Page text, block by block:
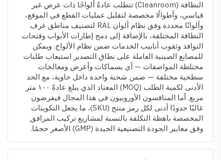
النظافة (Cleanroom) تتطلب عادةً ألواحًا ذات عرض غير
قياسي، وأطوالًا مخصصة لتقليل عمليات القطع في الموقع،
وألوانًا محددة وفق نظام ألوان RAL لتصنيف مناطق غرف
النظافة المختلفة، بالإضافة إلى دمج إطارات الأبواب وفتحات
النوافذ وثقوب أنابيب الخدمات ضمن نظام الألواح. ويمكن
للمصانع الصينية العاملة على نطاق التصدير استيعاب طلبات
مختلطة المواصفات — أي بسماكات وأعرض ومعالجات
سطحية مختلفة — ضمن شحنة واحدة داخل حاوية، مع الحد
الأدنى لكمية الطلب (MOQ) المعتاد الذي يبلغ عادةً ١٠٠ متر
مربع. أما المنافسون الأوروبيون في هذا المجال فيفرضون
غالبًا حدودًا أدنى لكل رمز منتج (SKU)، ما يجعل التكوينات
المخصصة باهظة التكلفة بالنسبة لمشاريع تركيب المرافق
وفق معايير الجودة التصنيعية الجيدة (GMP) الأصغر حجمًا.